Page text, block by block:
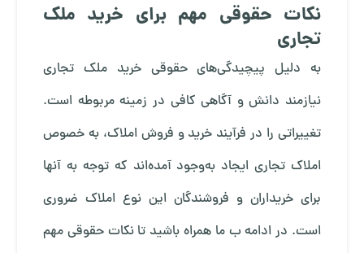
نکات حقوقی مهم برای خرید ملک
تجاری
به دلیل پیچیدگی‌های حقوقی خرید ملک تجاری
نیازمند دانش و آگاهی کافی در زمینه مربوطه است.
تغییراتی را در فرآیند خرید و فروش املاک، به خصوص
املاک تجاری ایجاد به‌وجود آمده‌اند که توجه به آنها
برای خریداران و فروشندگان این نوع املاک ضروری
است. در ادامه ب ما همراه باشید تا نکات حقوقی مهم